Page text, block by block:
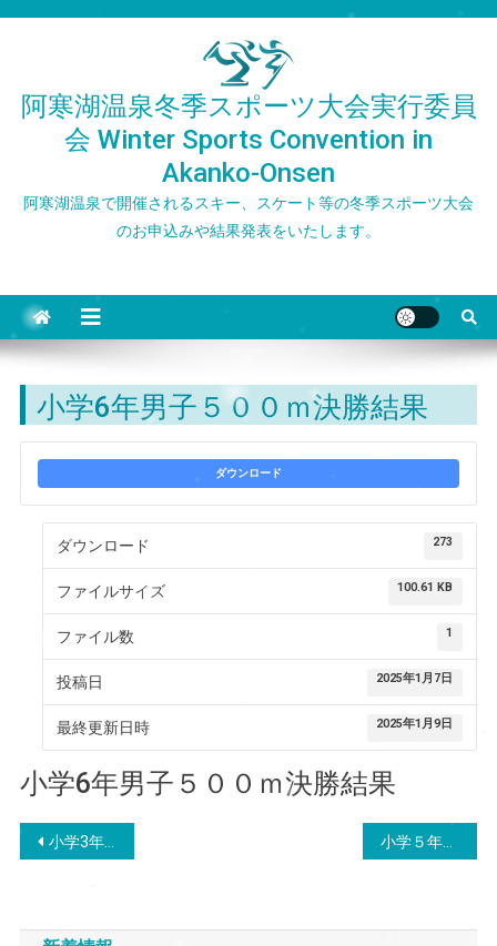
阿寒湖温泉冬季スポーツ大会実行委員
会 Winter Sports Convention in
Akanko-Onsen
阿寒湖温泉で開催されるスキー、スケート等の冬季スポーツ大会
のお申込みや結果発表をいたします。
小学6年男子５００ｍ決勝結果
ダウンロード
ダウンロード 273
ファイルサイズ 100.61 KB
ファイル数 1
投稿日 2025年1月7日
最終更新日時 2025年1月9日
小学6年男子５００ｍ決勝結果
投
ナ
小学3年女子５００ｍ決勝組合せ